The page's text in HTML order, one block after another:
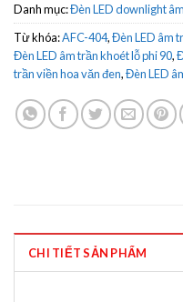
Danh mục:Đèn LED downlight
Từ khóa:AFC-404,Đèn LED âm
Đèn LED âm trần khoét lỗ phi 90,
trần viền hoa văn đen,Đèn LED
CHI TIẾT SẢN PHẨM